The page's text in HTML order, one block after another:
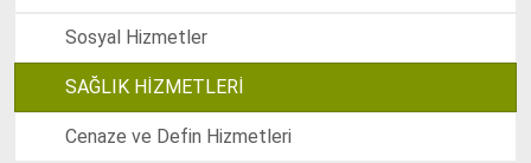
Sosyal Hizmetler
SAĞLIK HİZMETLERİ
Cenaze ve Defin Hizmetleri